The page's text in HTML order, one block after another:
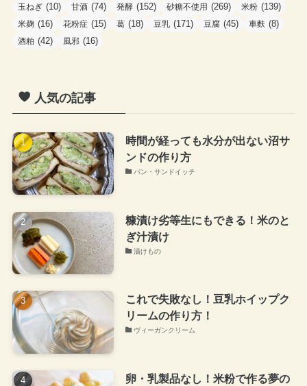
玉ねぎ (10) 甘酒 (74) 発酵 (152) 砂糖不使用 (269) 米粉 (139)
米麹 (16) 花粉症 (15) 葛 (18) 豆乳 (171) 豆腐 (45) 車麩 (8)
酒粕 (42) 風邪 (16)
人気の記事
時間が経っても水分が出ない沼サ
ンドの作り方
パン・サンドイッチ
糠漬け劣等生にもできる！米のと
ぎ汁漬け
漬けもの
これで失敗なし！豆乳ホイップク
リームの作り方！
ヴィーガンクリーム
卵・乳製品なし！米粉で作る夢の